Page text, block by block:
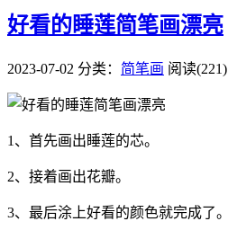
好看的睡莲简笔画漂亮
2023-07-02 分类： 简笔画 阅读(221)
1、首先画出睡莲的芯。
2、接着画出花瓣。
3、最后涂上好看的颜色就完成了。